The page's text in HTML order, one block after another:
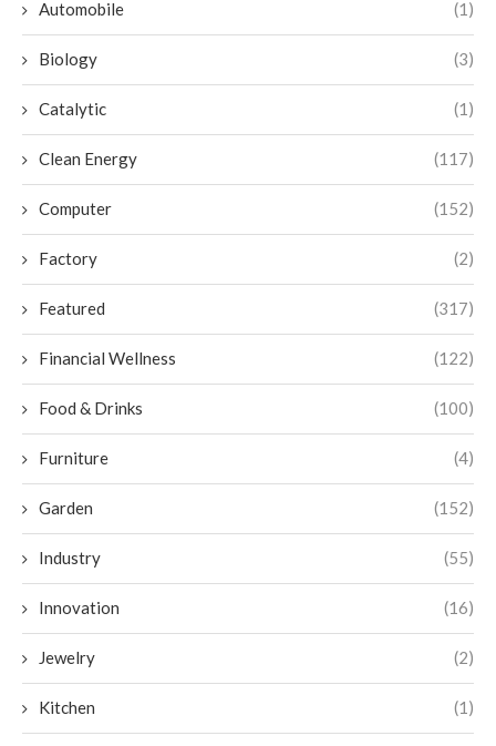
Automobile (1)
Biology (3)
Catalytic (1)
Clean Energy (117)
Computer (152)
Factory (2)
Featured (317)
Financial Wellness (122)
Food & Drinks (100)
Furniture (4)
Garden (152)
Industry (55)
Innovation (16)
Jewelry (2)
Kitchen (1)